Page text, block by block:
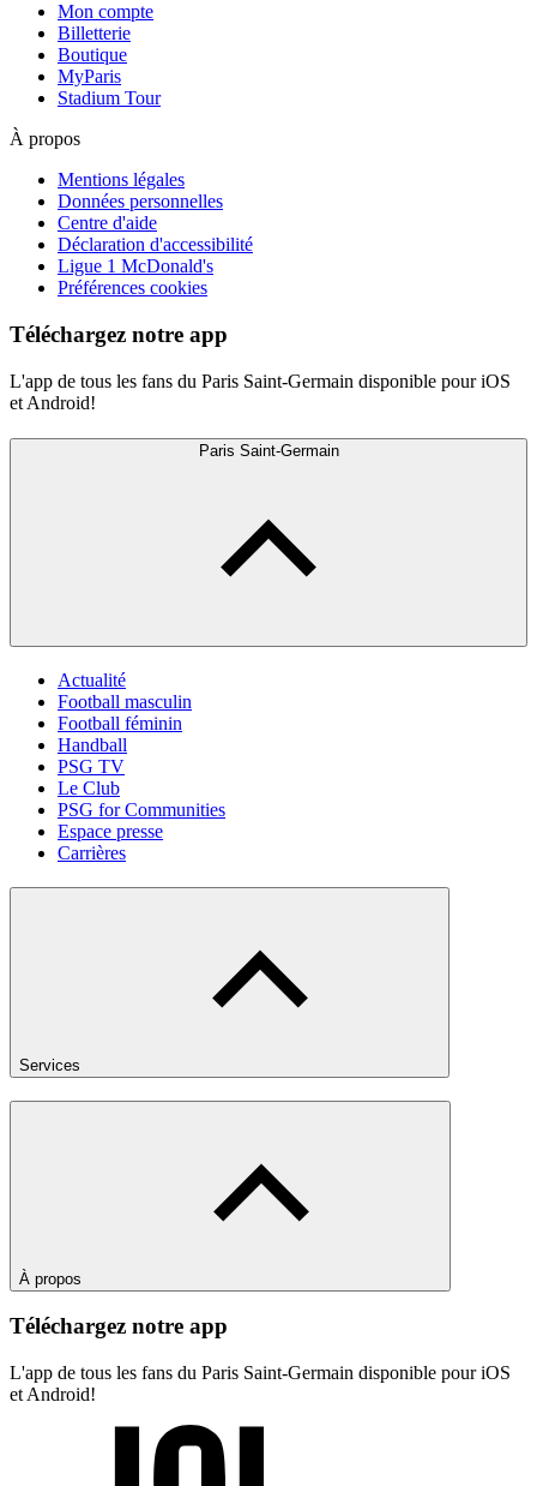
Mon compte
Billetterie
Boutique
MyParis
Stadium Tour
À propos
Mentions légales
Données personnelles
Centre d'aide
Déclaration d'accessibilité
Ligue 1 McDonald's
Préférences cookies
Téléchargez notre app
L'app de tous les fans du Paris Saint-Germain disponible pour iOS
et Android!
Paris Saint-Germain
Actualité
Football masculin
Football féminin
Handball
PSG TV
Le Club
PSG for Communities
Espace presse
Carrières
Services
À propos
Téléchargez notre app
L'app de tous les fans du Paris Saint-Germain disponible pour iOS
et Android!